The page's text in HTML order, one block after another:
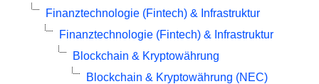
Finanztechnologie (Fintech) & Infrastruktur
Finanztechnologie (Fintech) & Infrastruktur
Blockchain & Kryptowährung
Blockchain & Kryptowährung (NEC)